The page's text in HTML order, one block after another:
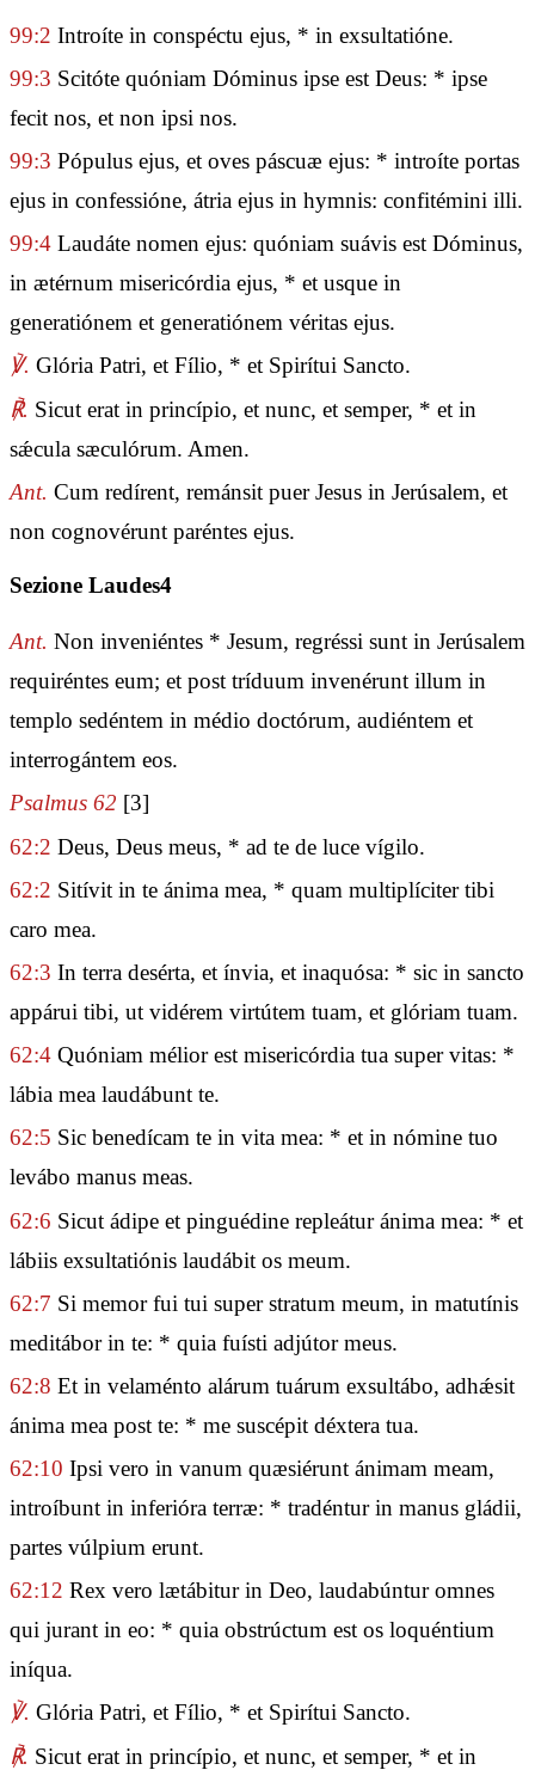
99:2 Introíte in conspéctu ejus, * in exsultatióne.
99:3 Scitóte quóniam Dóminus ipse est Deus: * ipse
fecit nos, et non ipsi nos.
99:3 Pópulus ejus, et oves páscuæ ejus: * introíte portas
ejus in confessióne, átria ejus in hymnis: confitémini illi.
99:4 Laudáte nomen ejus: quóniam suávis est Dóminus,
in ætérnum misericórdia ejus, * et usque in
generatiónem et generatiónem véritas ejus.
℣. Glória Patri, et Fílio, * et Spirítui Sancto.
℟. Sicut erat in princípio, et nunc, et semper, * et in
sǽcula sæculórum. Amen.
Ant. Cum redírent, remánsit puer Jesus in Jerúsalem, et
non cognovérunt paréntes ejus.
Sezione Laudes4
Ant. Non inveniéntes * Jesum, regréssi sunt in Jerúsalem
requiréntes eum; et post tríduum invenérunt illum in
templo sedéntem in médio doctórum, audiéntem et
interrogántem eos.
Psalmus 62 [3]
62:2 Deus, Deus meus, * ad te de luce vígilo.
62:2 Sitívit in te ánima mea, * quam multiplíciter tibi
caro mea.
62:3 In terra desérta, et ínvia, et inaquósa: * sic in sancto
appárui tibi, ut vidérem virtútem tuam, et glóriam tuam.
62:4 Quóniam mélior est misericórdia tua super vitas: *
lábia mea laudábunt te.
62:5 Sic benedícam te in vita mea: * et in nómine tuo
levábo manus meas.
62:6 Sicut ádipe et pinguédine repleátur ánima mea: * et
lábiis exsultatiónis laudábit os meum.
62:7 Si memor fui tui super stratum meum, in matutínis
meditábor in te: * quia fuísti adjútor meus.
62:8 Et in velaménto alárum tuárum exsultábo, adhǽsit
ánima mea post te: * me suscépit déxtera tua.
62:10 Ipsi vero in vanum quæsiérunt ánimam meam,
introíbunt in inferióra terræ: * tradéntur in manus gládii,
partes vúlpium erunt.
62:12 Rex vero lætábitur in Deo, laudabúntur omnes
qui jurant in eo: * quia obstrúctum est os loquéntium
iníqua.
℣. Glória Patri, et Fílio, * et Spirítui Sancto.
℟. Sicut erat in princípio, et nunc, et semper, * et in